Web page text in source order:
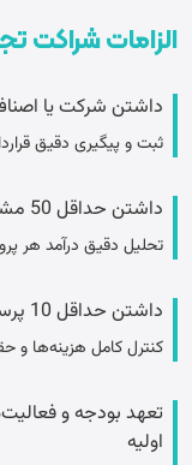
الزامات شراکت
داشتن شرکت یا
ثبت و پیگیری دقیق
داشتن حداقل 50 مشتری فعال در حوزه شرکتی
تحلیل دقیق درآمد هر
داشتن حداقل 10 پرسنل فعال
کنترل کامل هزینه‌ها و
تعهد بودجه و
اولیه